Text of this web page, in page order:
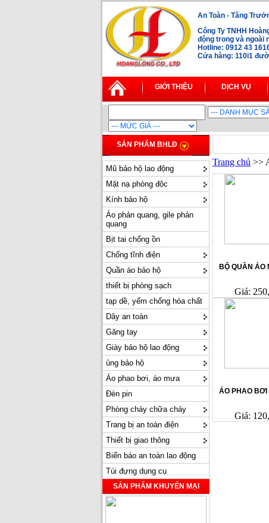
An Toàn - Tăng
Công Ty TNHH
động trong và ngoài
Hotline: 0912 43
Cửa hàng: 110i1
GIỚI THIỆU DỊCH VỤ
SẢN PHẨM BHLĐ
Mũ bảo hộ lao động
Mặt nạ phòng độc
Kính bảo hộ
Áo phản quang, gile phản
quang
Bịt tai chống ồn
Chống tĩnh điện
Quần áo bảo hộ
thiết bị phòng sạch
tạp dề, yếm chống hóa chất
Dây an toàn
Găng tay
Giày bảo hộ lao động
ủng bảo hộ
Áo phao bơi, áo mưa
Đèn pin
Phòng cháy chữa cháy
Trang bị an toàn điện
Thiết bị giao thông
Biển báo an toàn lao động
Túi đựng dụng cụ
SẢN PHẨM KHUYẾN MẠI
Trang chủ >>
BỘ QUẦN ÁO
Giá:
ÁO PHAO BƠI
Giá: